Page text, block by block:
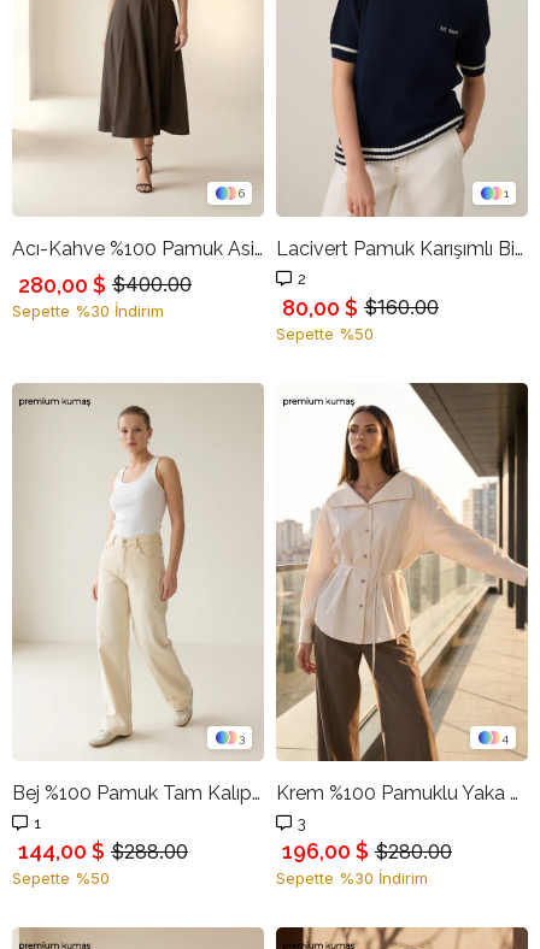
6
Acı-Kahve %100 Pamuk Asimetrik Yaka Detaylı Belden Oturtmalı Rahat Kesim Midi Elbise
$400.00
280,00 $
Sepette %30 İndirim
1
Lacivert Pamuk Karışımlı Bisiklet Yaka Çizgi Detaylı Kısa Kollu Dar Kalıp Triko Bluz
2
$160.00
80,00 $
Sepette %50
3
Bej %100 Pamuk Tam Kalıp Rahat Kesim Jean
1
$288.00
144,00 $
Sepette %50
4
Krem %100 Pamuklu Yaka Detaylı Gömlek
3
$280.00
196,00 $
Sepette %30 İndirim